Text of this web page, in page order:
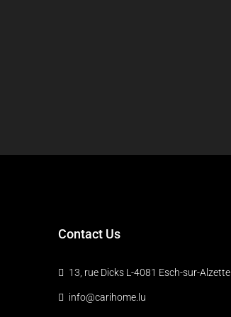
Contact Us
13, rue Dicks L-4081 Esch-sur-Alzette
info@carihome.lu